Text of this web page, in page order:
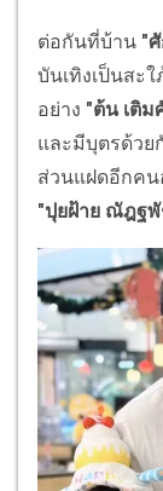
ต่อกันที่บ้าน "
บันเทิงเป็นสะ
อย่าง "ต้น เติม
และมีบุตรด้วย
ส่วนแฝดอีกคน
"ปุยฝ้าย ณัฎฐ